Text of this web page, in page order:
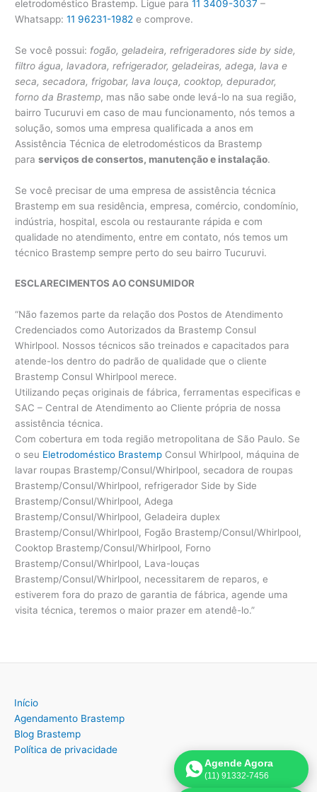
eletrodoméstico Brastemp. Ligue para11 3409-3037 –
Whatsapp: 11 96231-1982 e comprove.
Se você possui: fogão, geladeira, refrigeradores side by side,
filtro água, lavadora, refrigerador, geladeiras, adega, lava e
seca, secadora, frigobar, lava louça, cooktop, depurador,
forno da Brastemp, mas não sabe onde levá-lo na sua região,
bairro Tucuruvi em caso de mau funcionamento, nós temos a
solução, somos uma empresa qualificada a anos em
Assistência Técnica de eletrodomésticos da Brastemp
paraserviços de consertos, manutenção e instalação.
Se você precisar de uma empresa de assistência técnica
Brastemp em sua residência, empresa, comércio, condomínio,
indústria, hospital, escola ou restaurante rápida e com
qualidade no atendimento, entre em contato, nós temos um
técnico Brastemp sempre perto do seu bairro Tucuruvi.
ESCLARECIMENTOS AO CONSUMIDOR
“Não fazemos parte da relação dos Postos de Atendimento
Credenciados como Autorizados da Brastemp Consul
Whirlpool. Nossos técnicos são treinados e capacitados para
atende-los dentro do padrão de qualidade que o cliente
Brastemp Consul Whirlpool merece.
Utilizando peças originais de fábrica, ferramentas especificas e
SAC – Central de Atendimento ao Cliente própria de nossa
assistência técnica.
Com cobertura em toda região metropolitana de São Paulo. Se
o seu Eletrodoméstico Brastemp Consul Whirlpool, máquina de
lavar roupas Brastemp/Consul/Whirlpool, secadora de roupas
Brastemp/Consul/Whirlpool, refrigerador Side by Side
Brastemp/Consul/Whirlpool, Adega
Brastemp/Consul/Whirlpool, Geladeira duplex
Brastemp/Consul/Whirlpool, Fogão Brastemp/Consul/Whirlpool,
Cooktop Brastemp/Consul/Whirlpool, Forno
Brastemp/Consul/Whirlpool, Lava-louças
Brastemp/Consul/Whirlpool, necessitarem de reparos, e
estiverem fora do prazo de garantia de fábrica, agende uma
visita técnica, teremos o maior prazer em atendê-lo.”
Início
Agendamento Brastemp
Blog Brastemp
Política de privacidade
Agende Agora
(11) 91332-7456